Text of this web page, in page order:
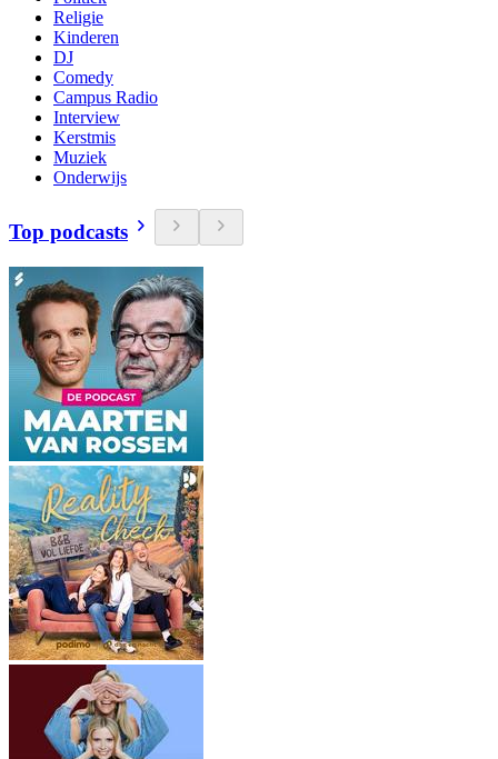
Religie
Kinderen
DJ
Comedy
Campus Radio
Interview
Kerstmis
Muziek
Onderwijs
Top podcasts